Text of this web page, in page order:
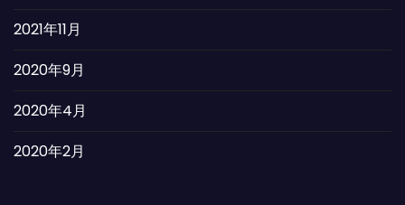
2021年11月
2020年9月
2020年4月
2020年2月